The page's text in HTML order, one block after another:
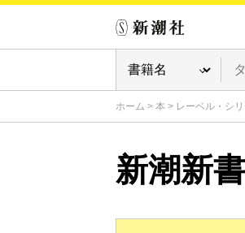
ホーム > 本 > レーベル・シ
新潮新書